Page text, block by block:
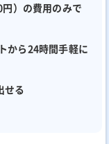
）の費用のみで
から24時間手軽に
せる